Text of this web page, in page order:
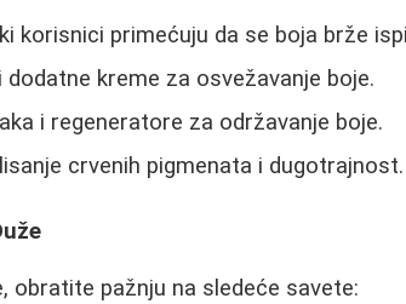
korisnici primećuju da se boja brže
kreme za osvežavanje boje.
i regeneratore za održavanje boje.
crvenih pigmenata i dugotrajnost.
obratite pažnju na sledeće savete: